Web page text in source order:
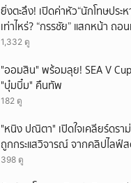
ยิ่งตะลึง! เปิดค่าหัว“นักโทษประ
เท่าไหร่? “กรรชัย” แสกหน้า ถอ
1,332 ดู
"ออมสิน" พร้อมลุย! SEA V
"บุ๋มบิ๋ม" คืนทัพ
182 ดู
"หนิง ปณิตา" เปิดใจเคลียร์ดร
ถูกกระแสวิจารณ์ จากคลิปไลฟ์
หน้าเหมือนพ่อ
398 ดู